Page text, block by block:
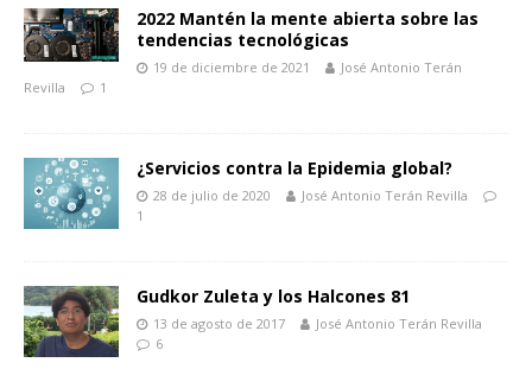
2022 Mantén la mente abierta sobre las
tendencias tecnológicas
19 de diciembre de 2021
José Antonio Terán
Revilla
1
¿Servicios contra la Epidemia global?
28 de julio de 2020
José Antonio Terán Revilla
1
Gudkor Zuleta y los Halcones 81
13 de agosto de 2017
José Antonio Terán Revilla
6